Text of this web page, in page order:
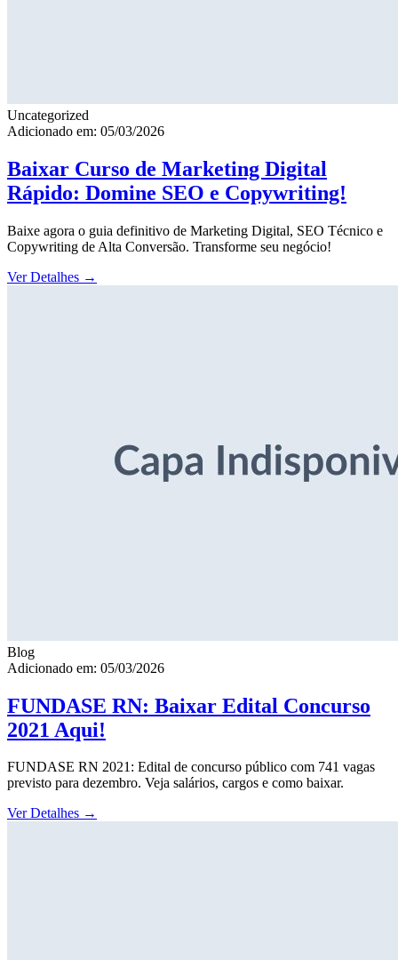
Uncategorized
Adicionado em: 05/03/2026
Baixar Curso de Marketing Digital
Rápido: Domine SEO e Copywriting!
Baixe agora o guia definitivo de Marketing Digital, SEO Técnico e
Copywriting de Alta Conversão. Transforme seu negócio!
Ver Detalhes →
Blog
Adicionado em: 05/03/2026
FUNDASE RN: Baixar Edital Concurso
2021 Aqui!
FUNDASE RN 2021: Edital de concurso público com 741 vagas
previsto para dezembro. Veja salários, cargos e como baixar.
Ver Detalhes →